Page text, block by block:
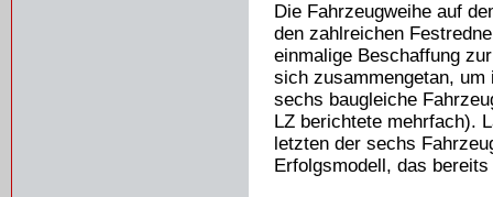
Die Fahrzeugweihe auf
den zahlreichen
einmalige Beschaffung
sich zusammengetan, um
sechs baugleiche
LZ berichtete mehrfach).
letzten der sechs
Erfolgsmodell, das